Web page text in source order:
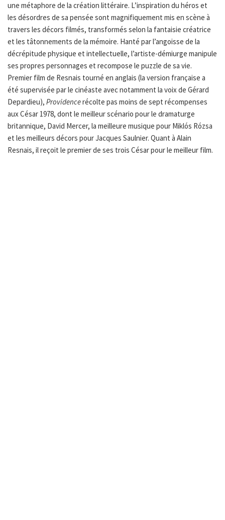
une métaphore de la création littéraire. L’inspiration du héros et
les désordres de sa pensée sont magnifiquement mis en scène à
travers les décors filmés, transformés selon la fantaisie créatrice
et les tâtonnements de la mémoire. Hanté par l’angoisse de la
décrépitude physique et intellectuelle, l’artiste-démiurge manipule
ses propres personnages et recompose le puzzle de sa vie. 
Premier film de Resnais tourné en anglais (la version française a
été supervisée par le cinéaste avec notamment la voix de Gérard
Depardieu), Providencerécolte pas moins de sept récompenses
aux César 1978, dont le meilleur scénario pour le dramaturge
britannique, David Mercer, la meilleure musique pour Miklós Rózsa
et les meilleurs décors pour Jacques Saulnier. Quant à Alain
Resnais, il reçoit le premier de ses trois César pour le meilleur film.